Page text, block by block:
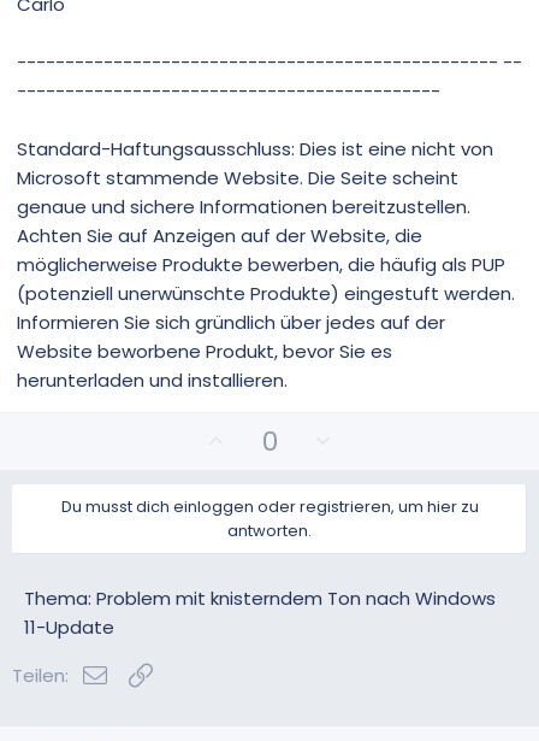
-------------------------------------------------- --
--------------------------------------------
Standard-Haftungsausschluss: Dies ist eine nicht von
Microsoft stammende Website. Die Seite scheint
genaue und sichere Informationen bereitzustellen.
Achten Sie auf Anzeigen auf der Website, die
möglicherweise Produkte bewerben, die häufig als PUP
(potenziell unerwünschte Produkte) eingestuft werden.
Informieren Sie sich gründlich über jedes auf der
Website beworbene Produkt, bevor Sie es
herunterladen und installieren.
i
t
v
0
g
a
t
v
Du musst dich einloggen oder registrieren, um hier zu
antworten.
Thema: Problem mit knisterndem Ton nach Windows
11-Update
Teilen:
E-Mail